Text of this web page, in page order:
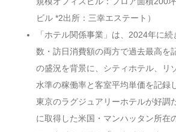
ビル *2出所：三幸エステート）
「ホテル関係事業」は、2024年に
数・訪日消費額の両方で過去最高を
の盛況を背景に、シティホテル、リ
水準の稼働率と客室平均単価を記録
東京のラグジュアリーホテルが好調
に取得した米国・マンハッタン所在